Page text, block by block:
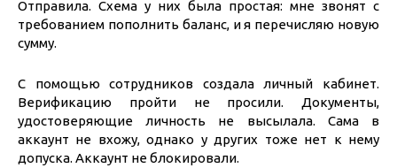
Отправила. Схема у них была простая: мне звонят с
требованием пополнить баланс, и я перечисляю новую
сумму.
С помощью сотрудников создала личный кабинет.
Верификацию пройти не просили. Документы,
удостоверяющие личность не высылала. Сама в
аккаунт не вхожу, однако у других тоже нет к нему
допуска. Аккаунт не блокировали.